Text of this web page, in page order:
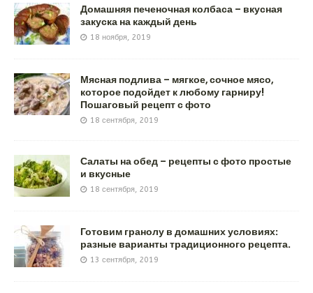
Домашняя печеночная колбаса – вкусная
закуска на каждый день
18 ноября, 2019
Мясная подлива – мягкое, сочное мясо,
которое подойдет к любому гарниру!
Пошаговый рецепт с фото
18 сентября, 2019
Салаты на обед – рецепты с фото простые
и вкусные
18 сентября, 2019
Готовим гранолу в домашних условиях:
разные варианты традиционного рецепта.
13 сентября, 2019